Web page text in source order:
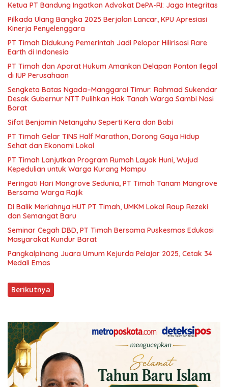
Ketua PT Bandung Ingatkan Advokat DePA-RI: Jaga Integritas
Pilkada Ulang Bangka 2025 Berjalan Lancar, KPU Apresiasi
Kinerja Penyelenggara
PT Timah Didukung Pemerintah Jadi Pelopor Hilirisasi Rare
Earth di Indonesia
PT Timah dan Aparat Hukum Amankan Delapan Ponton Ilegal
di IUP Perusahaan
Sengketa Batas Ngada–Manggarai Timur: Rahmad Sukendar
Desak Gubernur NTT Pulihkan Hak Tanah Warga Sambi Nasi
Barat
Sifat Benjamin Netanyahu Seperti Kera dan Babi
PT Timah Gelar TINS Half Marathon, Dorong Gaya Hidup
Sehat dan Ekonomi Lokal
PT Timah Lanjutkan Program Rumah Layak Huni, Wujud
Kepedulian untuk Warga Kurang Mampu
Peringati Hari Mangrove Sedunia, PT Timah Tanam Mangrove
Bersama Warga Rajik
Di Balik Meriahnya HUT PT Timah, UMKM Lokal Raup Rezeki
dan Semangat Baru
Seminar Cegah DBD, PT Timah Bersama Puskesmas Edukasi
Masyarakat Kundur Barat
Pangkalpinang Juara Umum Kejurda Pelajar 2025, Cetak 34
Medali Emas
Berikutnya